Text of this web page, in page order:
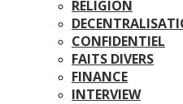
RELIGION
CONFIDENTIEL
FAITS DIVERS
FINANCE
INTERVIEW